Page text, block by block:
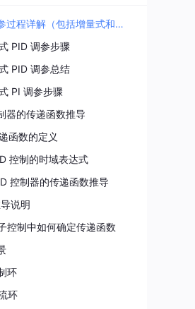
PID 调参过程详解（包括增量式和位置式）
PID 调参步骤
PID 调参总结
PI 调参步骤
器的传递函数推导
函数的定义
控制的时域表达式
控制器的传递函数推导
说明
控制中如何确定传递函数
环
环